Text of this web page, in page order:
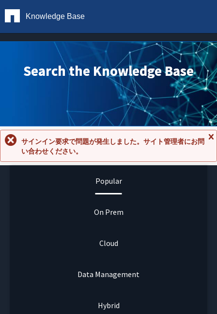
Knowledge Base
Search the Knowledge Base
セ
サインイン要求で問題が発生しました。サイト管理者にお問
い合わせください。
Popular
On Prem
Cloud
Data Management
Hybrid